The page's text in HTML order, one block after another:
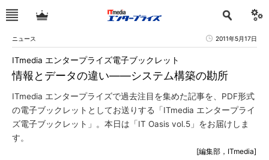
ニュース 2011年5月17日
情報とデータの違い――システム構築の勘所
ITmedia エンタープライズ電子ブックレット
ITmedia エンタープライズで過去注目を集めた記事を、PDF形式
の電子ブックレットとしてお送りする「ITmedia エンタープライ
ズ電子ブックレット」。本日は「IT Oasis vol.5」をお届けしま
す。
[編集部，ITmedia]